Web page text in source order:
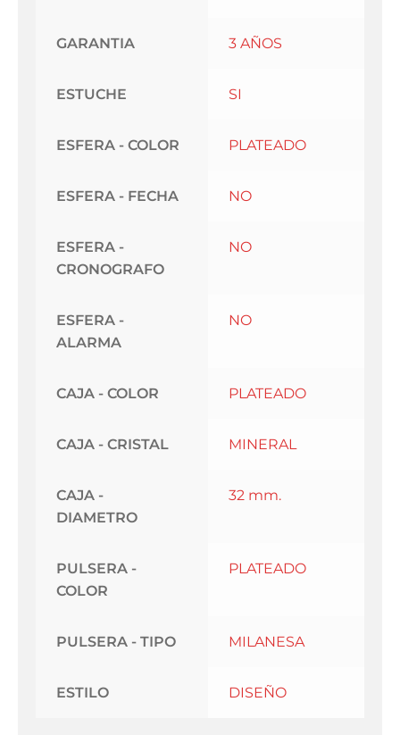
GARANTIA 3 AÑOS
ESTUCHE SI
ESFERA - COLOR PLATEADO
ESFERA - FECHA NO
ESFERA -
CRONOGRAFO
NO
ESFERA -
ALARMA
NO
CAJA - COLOR PLATEADO
CAJA - CRISTAL MINERAL
CAJA -
DIAMETRO
32 mm.
PULSERA -
COLOR
PLATEADO
PULSERA - TIPO MILANESA
ESTILO DISEÑO